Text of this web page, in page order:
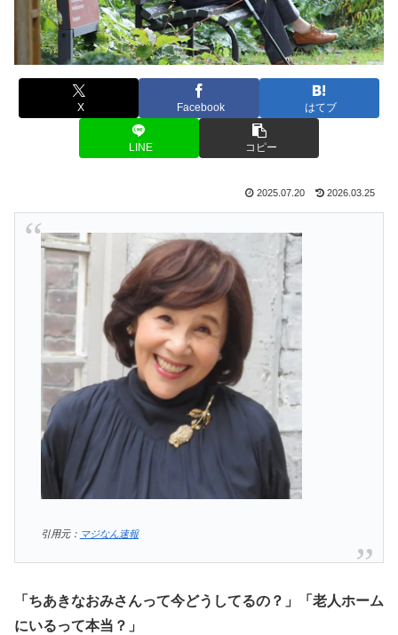
X Facebook はてブ
LINE コピー
2025.07.20 2026.03.25
引用元： マジなん速報
「ちあきなおみさんって今どうしてるの？」「老人ホーム
にいるって本当？」